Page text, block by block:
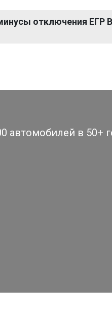
отключения ЕГР
автомобилей в 50+